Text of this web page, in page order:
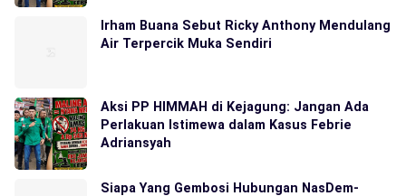
Irham Buana Sebut Ricky Anthony Mendulang
Air Terpercik Muka Sendiri
Aksi PP HIMMAH di Kejagung: Jangan Ada
Perlakuan Istimewa dalam Kasus Febrie
Adriansyah
Siapa Yang Gembosi Hubungan NasDem-